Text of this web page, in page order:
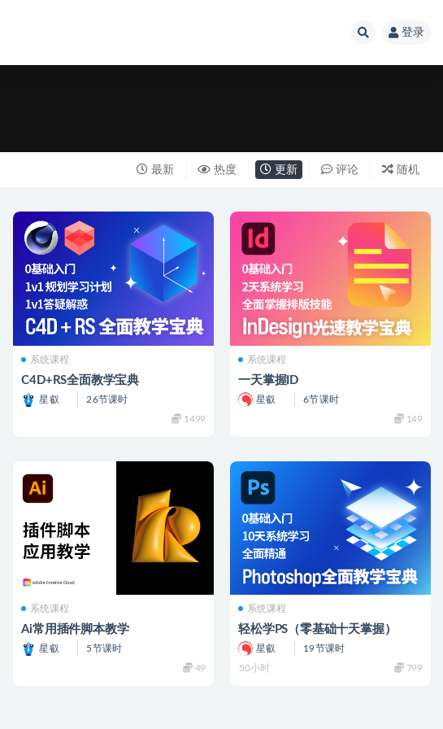
登录
最新 热度 更新 评论 随机
系统课程
C4D+RS全面教学宝典
星叡
26节课时
1499
系统课程
一天掌握ID
星叡
6节课时
149
系统课程
Ai常用插件脚本教学
星叡
5节课时
49
系统课程
轻松学PS（零基础十天掌握）
星叡
19节课时
50小时
799